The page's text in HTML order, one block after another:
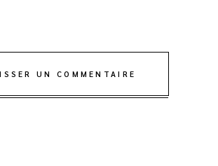
UN COMMENTAIRE